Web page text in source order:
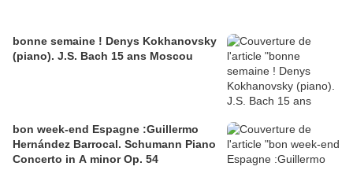
bonne semaine ! Denys Kokhanovsky
(piano). J.S. Bach 15 ans Moscou
bon week-end Espagne :Guillermo
Hernández Barrocal. Schumann Piano
Concerto in A minor Op. 54